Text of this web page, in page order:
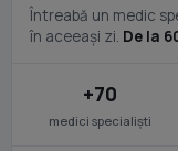
Întreabă un medic
în aceeași zi. De la
+70
medici specialiști